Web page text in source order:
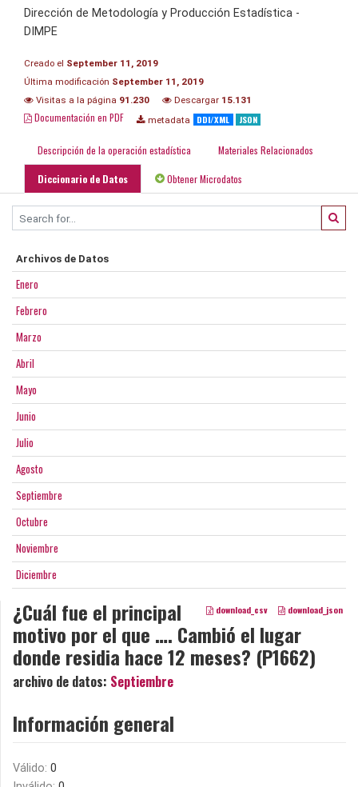
Dirección de Metodología y Producción Estadística -
DIMPE
Creado el September 11, 2019
Última modificación September 11, 2019
Visitas a la página 91.230 Descargar 15.131
Documentación en PDF metadata DDI/XML JSON
Descripción de la operación estadística Materiales Relacionados
Diccionario de Datos Obtener Microdatos
Archivos de Datos
Enero
Febrero
Marzo
Abril
Mayo
Junio
Julio
Agosto
Septiembre
Octubre
Noviembre
Diciembre
download_csv download_json
¿Cuál fue el principal
motivo por el que …. Cambió el lugar
donde residia hace 12 meses? (P1662)
archivo de datos: Septiembre
Información general
Válido: 0